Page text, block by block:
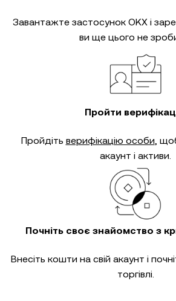
Завантажте застосунок OKX і
ви ще цього не
Пройти
Пройдіть верифікацію особи,
акаунт і активи.
Почніть своє знайомство з
Внесіть кошти на свій акаунт і
торгівлі.